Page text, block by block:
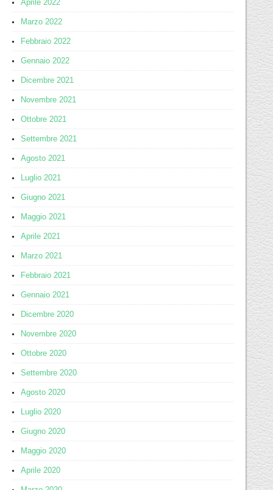
Aprile 2022
Marzo 2022
Febbraio 2022
Gennaio 2022
Dicembre 2021
Novembre 2021
Ottobre 2021
Settembre 2021
Agosto 2021
Luglio 2021
Giugno 2021
Maggio 2021
Aprile 2021
Marzo 2021
Febbraio 2021
Gennaio 2021
Dicembre 2020
Novembre 2020
Ottobre 2020
Settembre 2020
Agosto 2020
Luglio 2020
Giugno 2020
Maggio 2020
Aprile 2020